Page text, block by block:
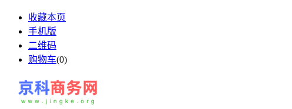
收藏本页
手机版
二维码
购物车(0)